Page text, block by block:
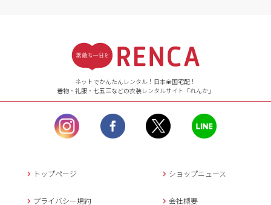
【ご注文（インターネット）】
24時間年中無休
【お問い合わせ窓口（メー
ル）】10:00~17:00
土曜日、日曜日、臨
時休業日を除く。
営業時間外にいただ
返信させていただきま
年末年始、大型連休
ネットでかんたんレンタル！日本全国宅配！
着物・礼服・七五三などの衣装レンタルサイト「れんか」
トップページ ショップニュース
プライバシー規約 会社概要